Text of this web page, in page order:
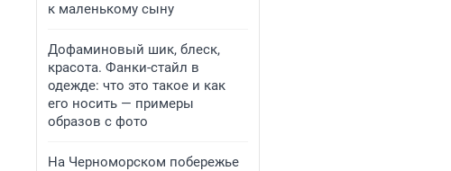
к маленькому сыну
Дофаминовый шик, блеск,
красота. Фанки-стайл в
одежде: что это такое и как
его носить — примеры
образов с фото
На Черноморском побережье